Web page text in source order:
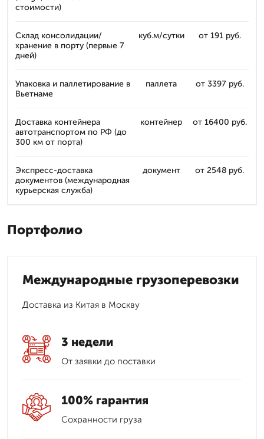
стоимости)
Склад консолидации/
хранение в порту (первые 7
дней)
куб.м/сутки от 191 руб.
Упаковка и паллетирование в
Вьетнаме
паллета от 3397 руб.
Доставка контейнера
автотранспортом по РФ (до
300 км от порта)
контейнер от 16400 руб.
Экспресс-доставка
документов (международная
курьерская служба)
документ от 2548 руб.
Портфолио
Международные грузоперевозки
Доставка из Китая в Москву
3 недели
От заявки до поставки
100% гарантия
Сохранности груза